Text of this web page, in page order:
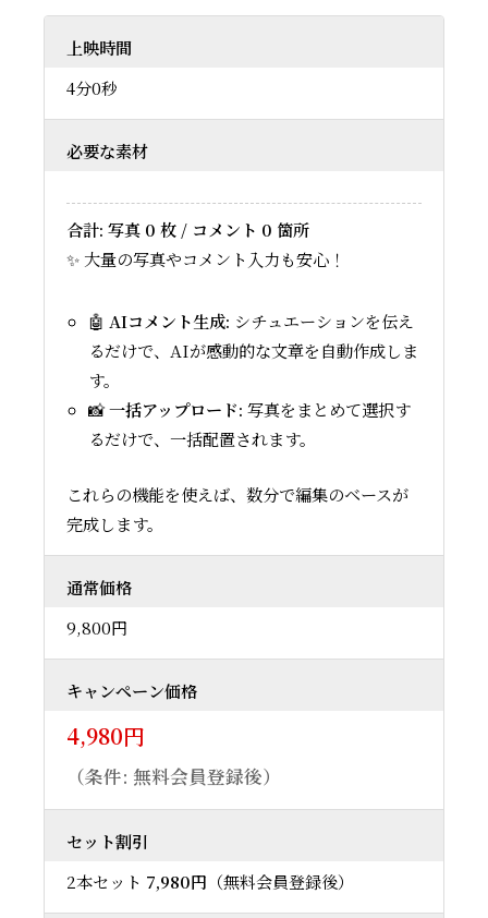
上映時間
4分0秒
必要な素材
合計: 写真 0 枚 / コメント 0 箇所
✨ 大量の写真やコメント入力も安心！
🤖 AIコメント生成: シチュエーションを伝え
るだけで、AIが感動的な文章を自動作成しま
す。
📸一括アップロード: 写真をまとめて選択す
るだけで、一括配置されます。
これらの機能を使えば、数分で編集のベースが
完成します。
通常価格
9,800円
キャンペーン価格
4,980円
（条件: 無料会員登録後）
セット割引
2本セット 7,980円 （無料会員登録後）